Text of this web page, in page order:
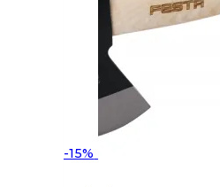
-15%